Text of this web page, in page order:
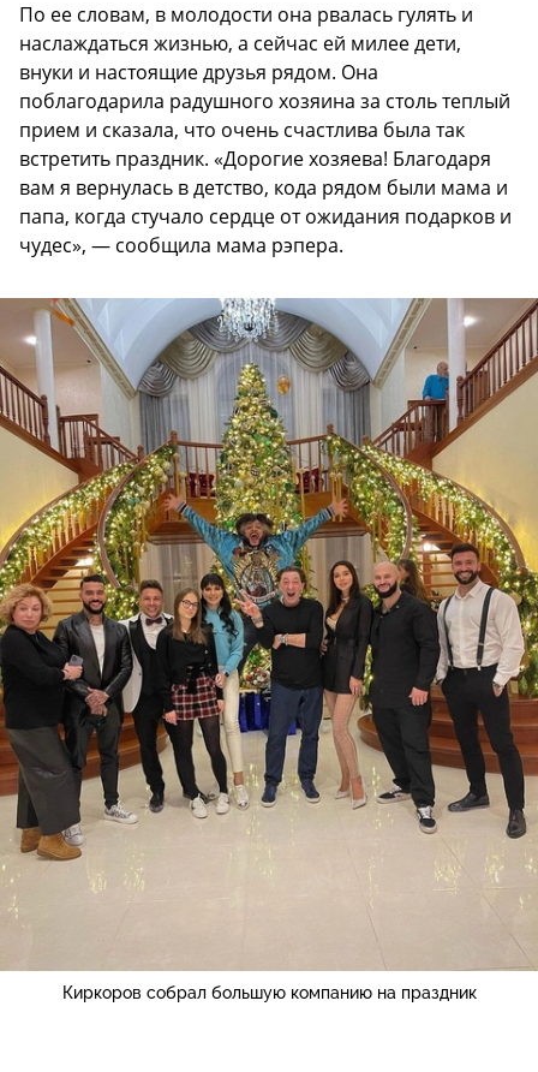
По ее словам, в молодости она рвалась гулять и
наслаждаться жизнью, а сейчас ей милее дети,
внуки и настоящие друзья рядом. Она
поблагодарила радушного хозяина за столь теплый
прием и сказала, что очень счастлива была так
встретить праздник. «Дорогие хозяева! Благодаря
вам я вернулась в детство, кода рядом были мама и
папа, когда стучало сердце от ожидания подарков и
чудес», — сообщила мама рэпера.
Киркоров собрал большую компанию на праздник